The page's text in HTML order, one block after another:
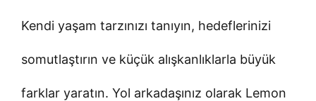
Kendi yaşam tarzınızı tanıyın, hedeflerinizi
somutlaştırın ve küçük alışkanlıklarla büyük
farklar yaratın. Yol arkadaşınız olarak Lemon